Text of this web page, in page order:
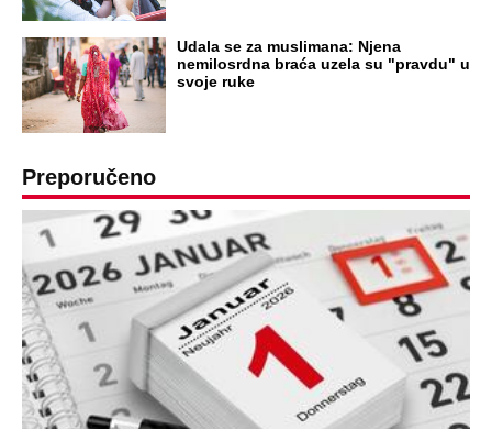
DRAMA ZBOG LJUBAVNE PRIČE
Zbog svadbe trudne Srpkinje i Albanca
proradio nacionalizam! Popljuvali ih samo
tako: "Ti si svoje srpsko izdala"